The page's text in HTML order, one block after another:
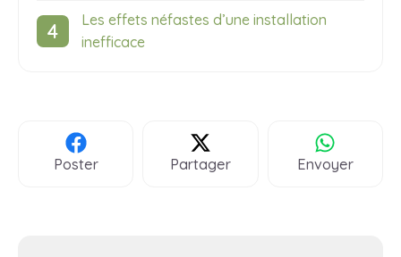
Les effets néfastes d’une installation
inefficace
Poster Partager Envoyer